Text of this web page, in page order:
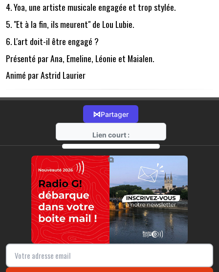
4. Yoa, une artiste musicale engagée et trop stylée.
5. "Et à la fin, ils meurent" de Lou Lubie.
6. L'art doit-il être engagé ?
Présenté par Ana, Emeline, Léonie et Maialen.
Animé par Astrid Laurier
⋈Partager
Lien court :
https://radio-g.fr?19860
⧉